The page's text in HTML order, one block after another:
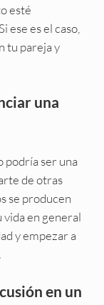
esté
ese es el caso,
tu pareja y
una
podría ser una
de otras
se producen
en general
y empezar a
en un